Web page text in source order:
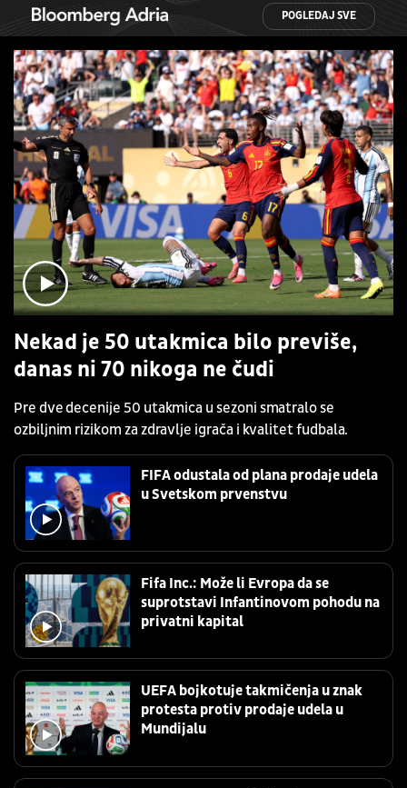
POGLEDAJ SVE
Nekad je 50 utakmica bilo previše,
danas ni 70 nikoga ne čudi
Pre dve decenije 50 utakmica u sezoni smatralo se
ozbiljnim rizikom za zdravlje igrača i kvalitet fudbala.
FIFA odustala od plana prodaje udela
u Svetskom prvenstvu
Fifa Inc.: Može li Evropa da se
suprotstavi Infantinovom pohodu na
privatni kapital
UEFA bojkotuje takmičenja u znak
protesta protiv prodaje udela u
Mundijalu